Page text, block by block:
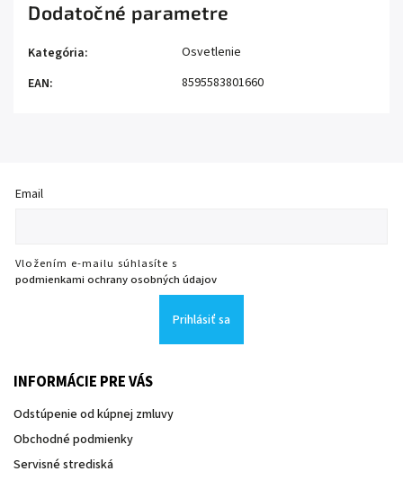
Dodatočné parametre
Kategória:
Osvetlenie
EAN: 8595583801660
Email
Vložením e-mailu súhlasíte s
podmienkami ochrany osobných údajov
Prihlásiť sa
INFORMÁCIE PRE VÁS
Odstúpenie od kúpnej zmluvy
Obchodné podmienky
Servisné strediská